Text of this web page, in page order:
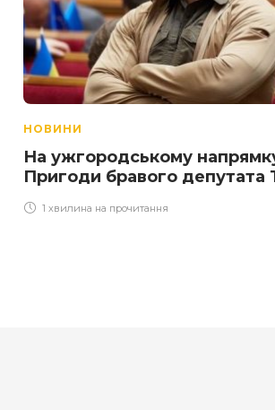
НОВИНИ
На ужгородському
Пригоди бравого депутата
1 хвилина на прочитання